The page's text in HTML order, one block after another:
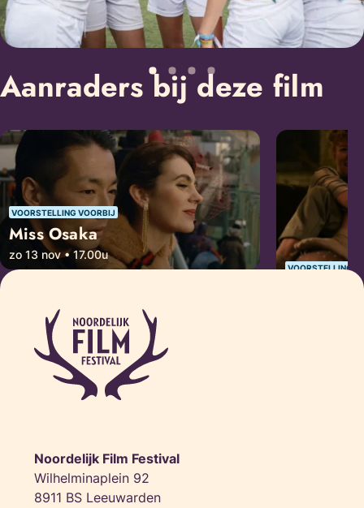
Aanraders bij deze film
VOORSTELLING VOORBIJ
Miss Osaka
zo 13 nov • 17.00u
VOORSTELLING
Girls,
Noordelijk Film Festival
Wilhelminaplein 92
8911 BS Leeuwarden